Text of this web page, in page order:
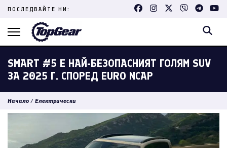
Skip
content
ПОСЛЕДВАЙТЕ НИ:
SMART #5 Е НАЙ-БЕЗОПАСНИЯТ ГОЛЯМ SUV
ЗА 2025 Г. СПОРЕД EURO NCAP
Начало / Електрически